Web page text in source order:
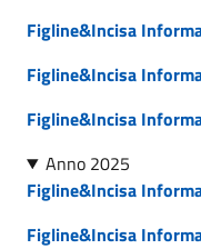
Figline&Incisa
Figline&Incisa
Figline&Incisa
Anno 2025
Figline&Incisa
Figline&Incisa